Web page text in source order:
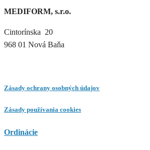
MEDIFORM, s.r.o.
Cintorínska 20
968 01 Nová Baňa
Zásady ochrany osobných údajov
Zásady používania cookies
Ordinácie